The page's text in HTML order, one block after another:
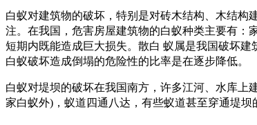
白蚁对建筑物的破坏，特别是对砖木结构、木结构
注。在我国，危害房屋建筑物的白蚁种类主要有：
短期内既能造成巨大损失。散白 蚁属是我国破坏
白蚁破坏造成倒塌的危险性的比率是在逐步降低。
白蚁对堤坝的破坏在我国南方，许多江河、水库上
家白蚁外)，蚁道四通八达，有些蚁道甚至穿通堤